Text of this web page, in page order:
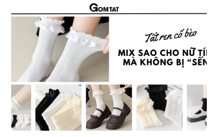
nhỏ nhặt, nhưng lại góp phần định hình phong cách, nâng
tầm sự chỉn chu và thể hiện gu thẩm mỹ cá nhân một cách
rõ rệt. Dưới đâ